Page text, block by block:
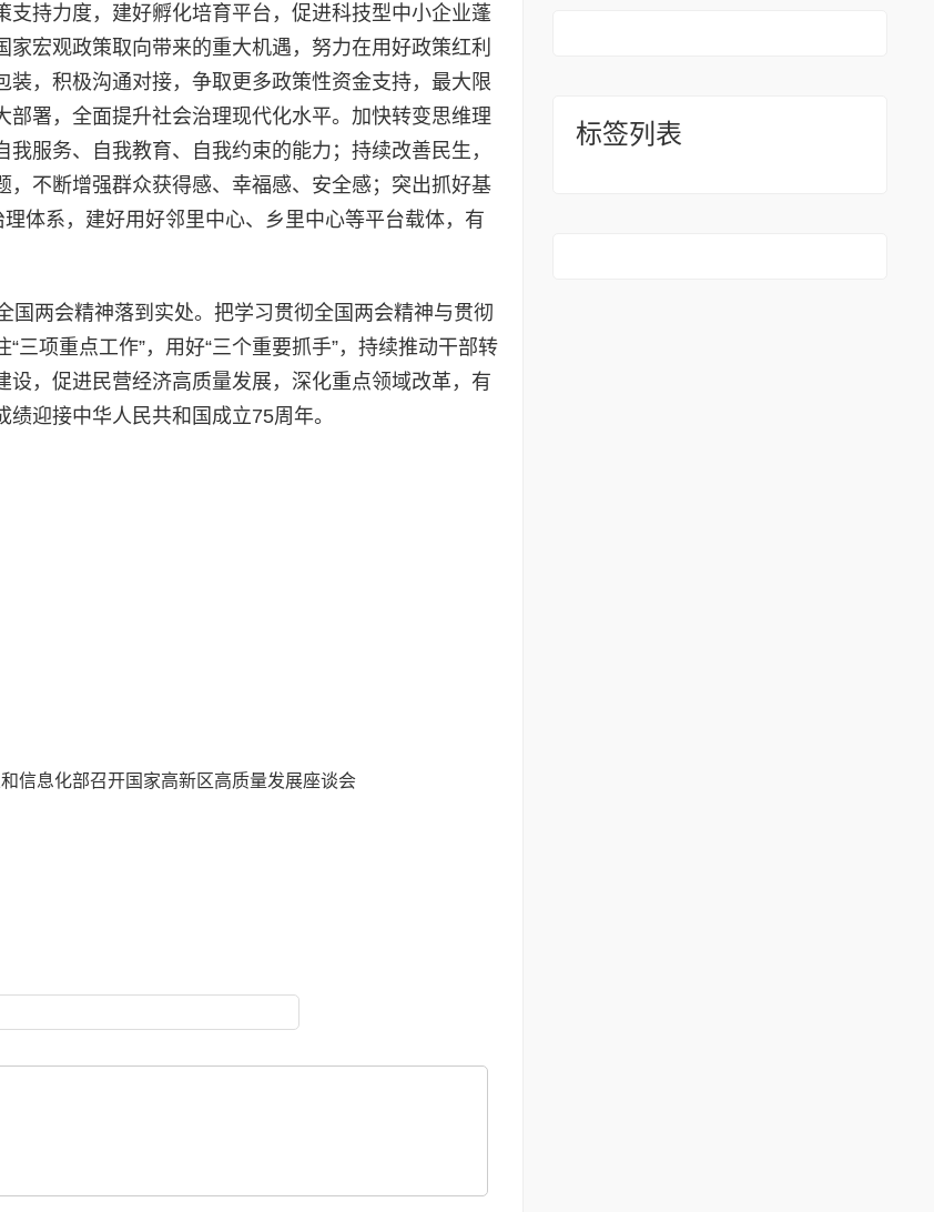
持力度，建好孵化培育平台，促进科技型中小企业蓬
宏观政策取向带来的重大机遇，努力在用好政策红利
，积极沟通对接，争取更多政策性资金支持，最大限
署，全面提升社会治理现代化水平。加快转变思维理
服务、自我教育、自我约束的能力；持续改善民生，
不断增强群众获得感、幸福感、安全感；突出抓好基
体系，建好用好邻里中心、乡里中心等平台载体，有
两会精神落到实处。把学习贯彻全国两会精神与贯彻
项重点工作”，用好“三个重要抓手”，持续推动干部转
，促进民营经济高质量发展，深化重点领域改革，有
迎接中华人民共和国成立75周年。
信息化部召开国家高新区高质量发展座谈会
标签列表